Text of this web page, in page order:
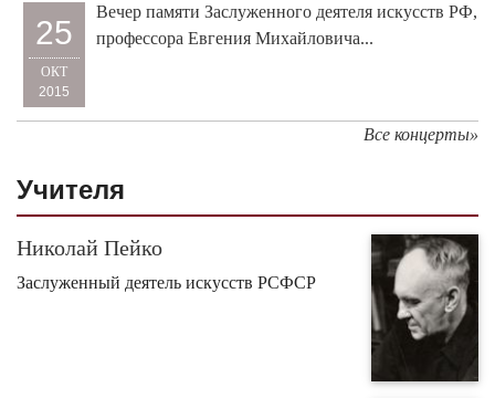
25
ОКТ
2015
Вечер памяти Заслуженного деятеля искусств РФ,
профессора Евгения Михайловича...
Все концерты»
Учителя
Николай Пейко
Заслуженный деятель искусств РСФСР